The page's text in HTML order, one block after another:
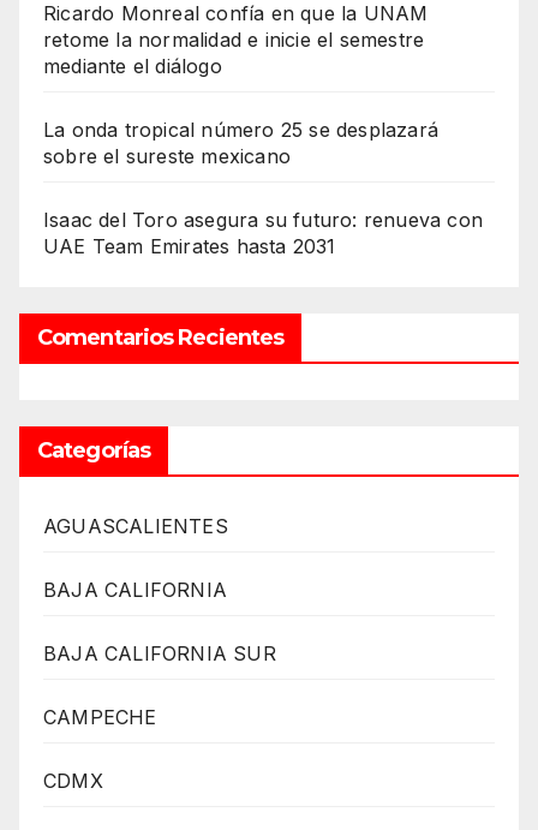
Ricardo Monreal confía en que la UNAM
retome la normalidad e inicie el semestre
mediante el diálogo
La onda tropical número 25 se desplazará
sobre el sureste mexicano
Isaac del Toro asegura su futuro: renueva con
UAE Team Emirates hasta 2031
Comentarios Recientes
Categorías
AGUASCALIENTES
BAJA CALIFORNIA
BAJA CALIFORNIA SUR
CAMPECHE
CDMX